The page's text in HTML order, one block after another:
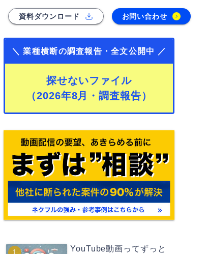
資料ダウンロード お問い合わせ
＼ 業種横断の調査報告・全文公開中 ／
探せないファイル
（2026年8月・調査報告）
YouTube動画ってずっと